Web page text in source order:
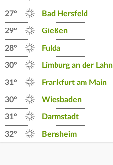
27° Bad Hersfeld
29° Gießen
28° Fulda
30° Limburg an der Lahn
31° Frankfurt am Main
30° Wiesbaden
31° Darmstadt
32° Bensheim